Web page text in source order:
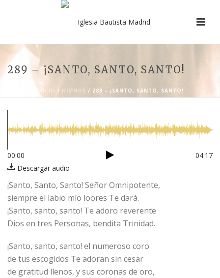
289 – ¡SANTO, SANTO, SANTO!
INICIO / HIMNOS / 289 – ¡SANTO, SANTO, SANTO!
00:00
04:17
Descargar audio
¡Santo, Santo, Santo! Señor Omnipotente,
siempre el labio mío loores Te dará.
¡Santo, santo, santo! Te adoro reverente
Dios en tres Personas, bendita Trinidad.
¡Santo, santo, santo! el numeroso coro
de tus escogidos Te adoran sin cesar
de gratitud llenos, y sus coronas de oro,